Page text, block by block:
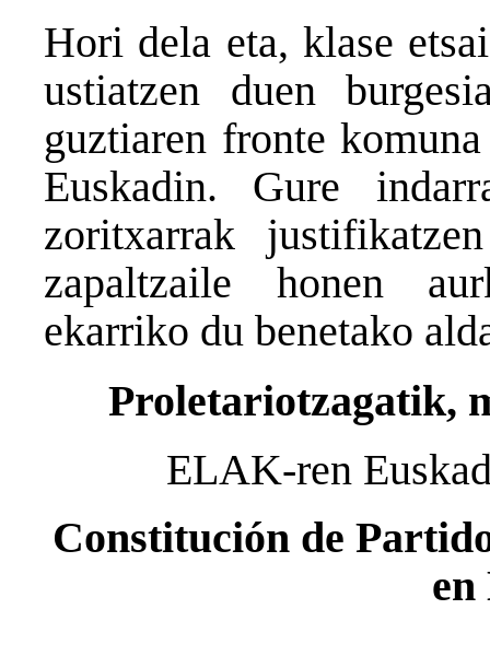
Hori dela eta, klase
ustiatzen duen
guztiaren fronte
Euskadin. Gure
zoritxarrak
zapaltzaile honen
ekarriko du benetako
Proletariotzagatik,
ELAK-ren
Constitución de
en